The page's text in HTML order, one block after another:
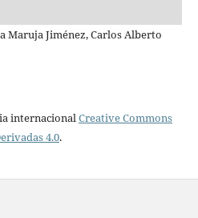
Maruja Jiménez, Carlos Alberto
internacionalCreative Commons
4.0.